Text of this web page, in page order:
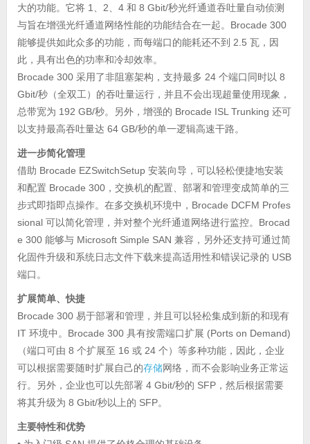
大的功能。它将 1、2、4 和 8 Gbit/秒光纤通道吞吐量自动侦测
与旨在增强光纤通道网络性能的功能结合在一起。Brocade 300
能够提供如此众多的功能，而每端口的能耗还不到 2.5 瓦，因
此，具有出色的功率和冷却效率。
Brocade 300 采用了非阻塞架构，支持最多 24 个端口同时以 8
Gbit/秒（全双工）的吞吐量运行，并且不会出现超量使用现象，
总带宽为 192 GB/秒。另外，增强的 Brocade ISL Trunking 还可
以支持最高吞吐量达 64 GB/秒的单一逻辑高速干路。
进一步简化管理
借助 Brocade EZSwitchSetup 安装向导，可以轻松便捷地安装
和配置 Brocade 300，交换机的配置、部署和管理变成简单的三
步式即指即点操作。在多交换机环境中，Brocade DCFM Profes
sional 可以简化管理，并对整个光纤通道网络进行监控。Brocad
e 300 能够与 Microsoft Simple SAN 兼容，另外还支持可通过简
化固件升级和系统日志文件下载来提高适用性和错误记录的 USB
端口。
扩展简单、快捷
Brocade 300 易于部署和管理，并且可以轻松集成到新的和现有
IT 环境中。Brocade 300 具有按需端口扩展 (Ports on Demand)
（端口可由 8 个扩展至 16 或 24 个）等多种功能，因此，企业
可以根据需要随时扩展自己的存储网络，而不会影响业务正常运
行。另外，企业也可以先部署 4 Gbit/秒的 SFP，然后根据需要
将其升级为 8 Gbit/秒以上的 SFP。
主要特性和优势